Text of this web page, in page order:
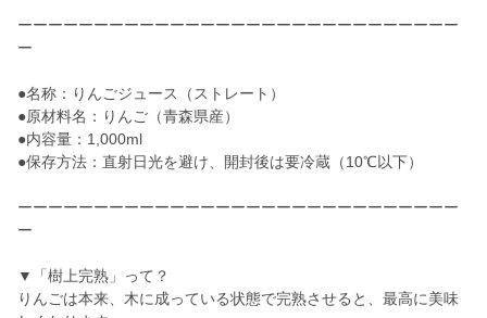
ーーーーーーーーーーーーーーーーーーーーーーーーーーーーー
ー
●名称：りんごジュース（ストレート）
●原材料名：りんご（青森県産）
●内容量：1,000ml
●保存方法：直射日光を避け、開封後は要冷蔵（10℃以下）
ーーーーーーーーーーーーーーーーーーーーーーーーーーーーー
ー
▼「樹上完熟」って？
りんごは本来、木に成っている状態で完熟させると、最高に美味